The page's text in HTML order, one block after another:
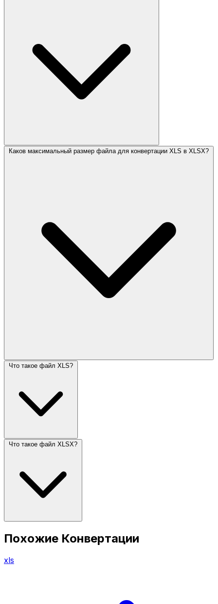
Каков максимальный размер файла для конвертации XLS в XLSX?
Что такое файл XLS?
Что такое файл XLSX?
Похожие Конвертации
xls